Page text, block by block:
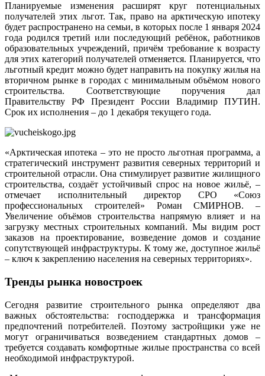
Планируемые изменения расширят круг потенциальных
получателей этих льгот. Так, право на арктическую ипотеку
будет распространено на семьи, в которых после 1 января 2024
года родился третий или последующий ребёнок, работников
образовательных учреждений, причём требование к возрасту
для этих категорий получателей отменяется. Планируется, что
льготный кредит можно будет направить на покупку жилья на
вторичном рынке в городах с минимальным объёмом нового
строительства. Соответствующие поручения дал
Правительству РФ Президент России Владимир ПУТИН.
Срок их исполнения – до 1 декабря текущего года.
«Арктическая ипотека – это не просто льготная программа, а
стратегический инструмент развития северных территорий и
строительной отрасли. Она стимулирует развитие жилищного
строительства, создаёт устойчивый спрос на новое жильё, –
отмечает исполнительный директор СРО «Союз
профессиональных строителей» Роман СМИРНОВ. –
Увеличение объёмов строительства напрямую влияет и на
загрузку местных строительных компаний. Мы видим рост
заказов на проектирование, возведение домов и создание
сопутствующей инфраструктуры. К тому же, доступное жильё
– ключ к закреплению населения на северных территориях».
Тренды рынка новостроек
Сегодня развитие строительного рынка определяют два
важных обстоятельства: господдержка и трансформация
предпочтений потребителей. Поэтому застройщики уже не
могут ограничиваться возведением стандартных домов –
требуется создавать комфортные жилые пространства со всей
необходимой инфраструктурой.